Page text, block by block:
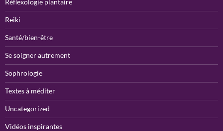
Réflexologie plantaire
Reiki
Santé/bien-être
Se soigner autrement
Sophrologie
Textes à méditer
Uncategorized
Vidéos inspirantes